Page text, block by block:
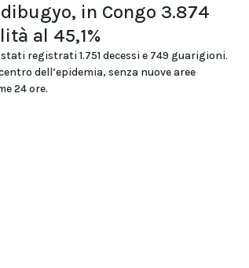
in Congo 3.874
al 45,1%
registrati 1.751 decessi e 749 guarigioni.
dell’epidemia, senza nuove aree
24 ore.